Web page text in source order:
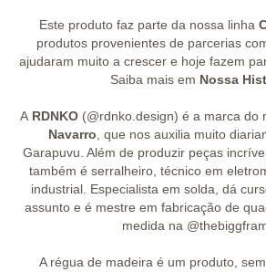
Este produto faz parte da nossa linha
produtos provenientes de parcerias
ajudaram muito a crescer e hoje fazem
Saiba mais em Nossa
A RDNKO (@rdnko.design) é a marca do
Navarro, que nos auxilia muito
Garapuvu. Além de produzir peças
também é serralheiro, técnico em
industrial. Especialista em solda, dá
assunto e é mestre em fabricação de
medida na
A régua de madeira é um produto,